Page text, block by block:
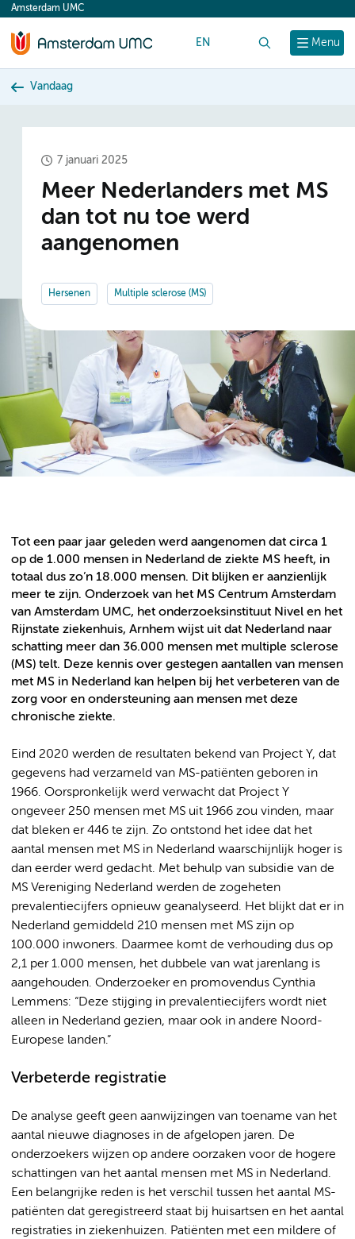
content
Menu
Amsterdam UMC
EN
Vandaag
7 januari 2025
Meer Nederlanders met MS
dan tot nu toe werd
aangenomen
Hersenen Multiple sclerose (MS)
Tot een paar jaar geleden werd aangenomen dat circa 1
op de 1.000 mensen in Nederland de ziekte MS heeft, in
totaal dus zo’n 18.000 mensen. Dit blijken er aanzienlijk
meer te zijn. Onderzoek van het MS Centrum Amsterdam
van Amsterdam UMC, het onderzoeksinstituut Nivel en het
Rijnstate ziekenhuis, Arnhem wijst uit dat Nederland naar
schatting meer dan 36.000 mensen met multiple sclerose
(MS) telt. Deze kennis over gestegen aantallen van mensen
met MS in Nederland kan helpen bij het verbeteren van de
zorg voor en ondersteuning aan mensen met deze
chronische ziekte.
Eind 2020 werden de resultaten bekend van Project Y, dat
gegevens had verzameld van MS-patiënten geboren in
1966. Oorspronkelijk werd verwacht dat Project Y
ongeveer 250 mensen met MS uit 1966 zou vinden, maar
dat bleken er 446 te zijn. Zo ontstond het idee dat het
aantal mensen met MS in Nederland waarschijnlijk hoger is
dan eerder werd gedacht. Met behulp van subsidie van de
MS Vereniging Nederland werden de zogeheten
prevalentiecijfers opnieuw geanalyseerd. Het blijkt dat er in
Nederland gemiddeld 210 mensen met MS zijn op
100.000 inwoners. Daarmee komt de verhouding dus op
2,1 per 1.000 mensen, het dubbele van wat jarenlang is
aangehouden. Onderzoeker en promovendus Cynthia
Lemmens: “Deze stijging in prevalentiecijfers wordt niet
alleen in Nederland gezien, maar ook in andere Noord-
Europese landen.”
Verbeterde registratie
De analyse geeft geen aanwijzingen van toename van het
aantal nieuwe diagnoses in de afgelopen jaren. De
onderzoekers wijzen op andere oorzaken voor de hogere
schattingen van het aantal mensen met MS in Nederland.
Een belangrijke reden is het verschil tussen het aantal MS-
patiënten dat geregistreerd staat bij huisartsen en het aantal
registraties in ziekenhuizen. Patiënten met een mildere of